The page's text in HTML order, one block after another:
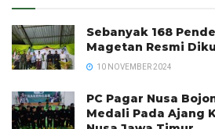
Sebanyak 168
Magetan Resmi
10 NOVEMBER 2024
PC Pagar Nusa
Medali Pada Ajang